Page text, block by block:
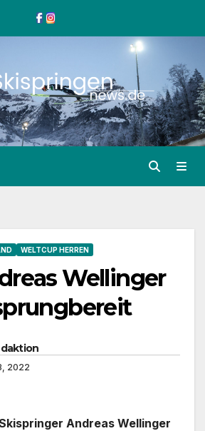
WELTCUP HERREN
Wellinger
2022
Andreas Wellinger